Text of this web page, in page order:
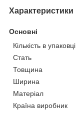
Характеристики
Основні
Кількість в упаковці
Стать
Товщина
Ширина
Матеріал
Країна виробник